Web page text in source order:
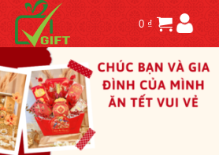
0 ₫